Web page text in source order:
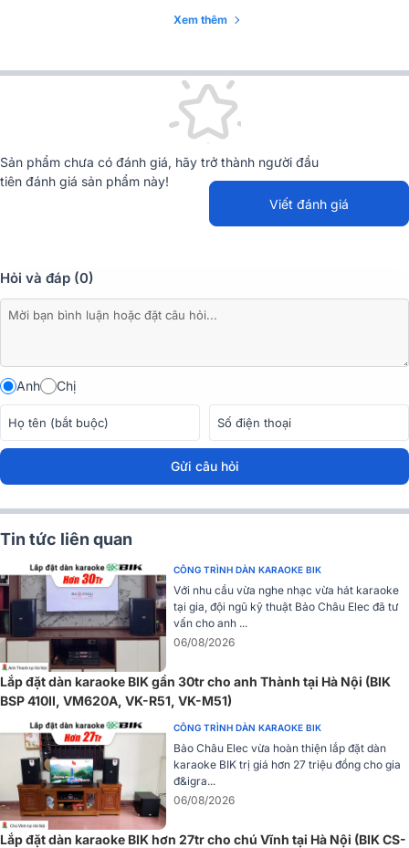
Loa BIK BH-X1051
Loa BIK BH-X1051 là thiết bị không thể thiếu trong dàn karaoke -
nghe nhạc BIK 02, với thiết kế bass 25cm giúp tái hiện âm trầm đầy
nội lực. Với công suất đỉnh 600W Peak, loa có khả năng phát ra âm
thanh mạnh mẽ nhưng vẫn giữ được sự tinh tế, chân thực trong
Xem thêm
Sản phẩm chưa có đánh giá, hãy trở thành người đầu
tiên đánh giá sản phẩm này!
Viết đánh giá
Hỏi và đáp (0)
Anh Chị
Gửi câu hỏi
Tin tức liên quan
CÔNG TRÌNH DÀN KARAOKE BIK
Với nhu cầu vừa nghe nhạc vừa hát karaoke
tại gia, đội ngũ kỹ thuật Bảo Châu Elec đã tư
vấn cho anh ...
06/08/2026
Lắp đặt dàn karaoke BIK gần 30tr cho anh Thành tại Hà Nội (BIK
BSP 410II, VM620A, VK-R51, VK-M51)
CÔNG TRÌNH DÀN KARAOKE BIK
Bảo Châu Elec vừa hoàn thiện lắp đặt dàn
karaoke BIK trị giá hơn 27 triệu đồng cho gia
đ&igra...
06/08/2026
Lắp đặt dàn karaoke BIK hơn 27tr cho chú Vĩnh tại Hà Nội (BIK CS-